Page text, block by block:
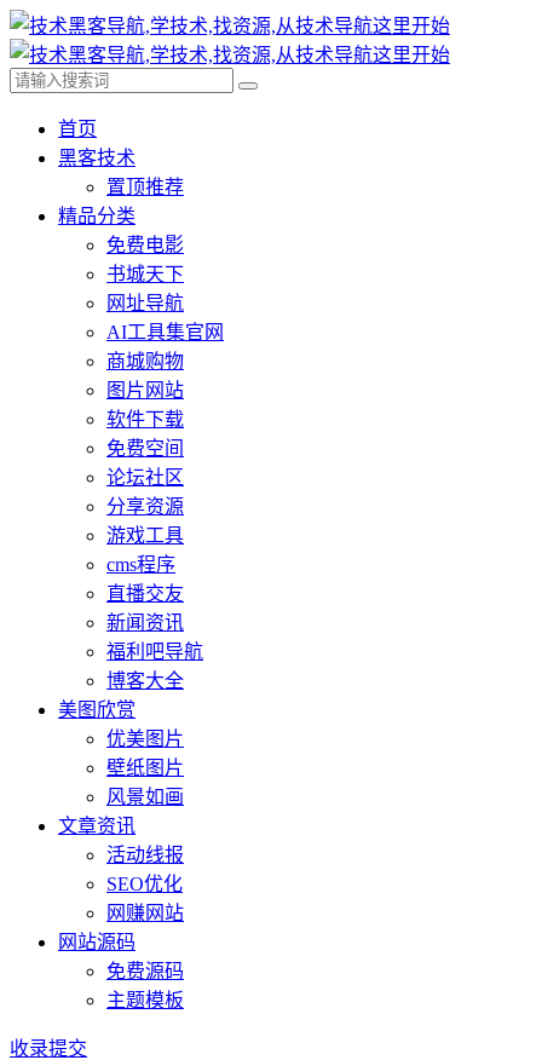
首页
黑客技术
置顶推荐
精品分类
免费电影
书城天下
网址导航
AI工具集官网
商城购物
图片网站
软件下载
免费空间
论坛社区
分享资源
游戏工具
cms程序
直播交友
新闻资讯
福利吧导航
博客大全
美图欣赏
优美图片
壁纸图片
风景如画
文章资讯
活动线报
SEO优化
网赚网站
网站源码
免费源码
主题模板
收录提交